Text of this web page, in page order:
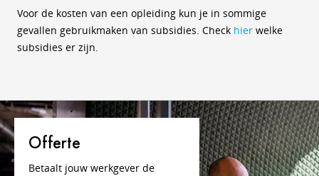
Voor de kosten van een opleiding kun je in sommige
gevallen gebruikmaken van subsidies. Check hier welke
subsidies er zijn.
Offerte
Betaalt jouw werkgever de